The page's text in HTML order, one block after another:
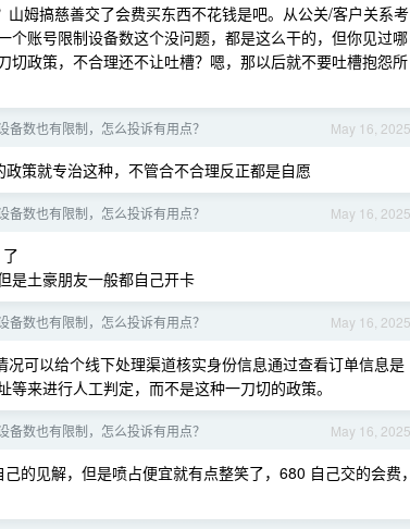
姆搞慈善交了会费买东西不花钱是吧。从公关/客户关系考
账号限制设备数这个没问题，都是这么干的，但你见过哪
政策，不合理还不让吐槽？嗯，那以后就不要吐槽抱怨所
May 16, 2025
备数也有限制，怎么投诉有用点？
策就专治这种，不管合不合理反正都是自愿
May 16, 2025
备数也有限制，怎么投诉有用点？
是土豪朋友一般都自己开卡
May 16, 2025
备数也有限制，怎么投诉有用点？
可以给个线下处理渠道核实身份信息通过查看订单信息是
来进行人工判定，而不是这种一刀切的政策。
May 16, 2025
备数也有限制，怎么投诉有用点？
的见解，但是喷占便宜就有点整笑了，680 自己交的会费，